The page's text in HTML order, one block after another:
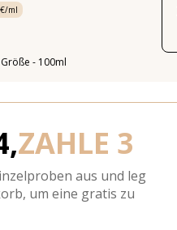
ml
- 100ml
ZAHLE 3
aus und leg
um eine gratis zu